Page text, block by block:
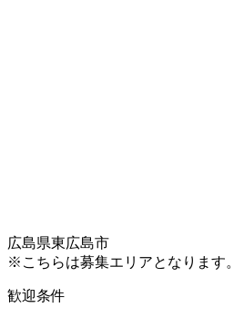
広島県東広島市
※こちらは募集エリアとなります。
歓迎条件